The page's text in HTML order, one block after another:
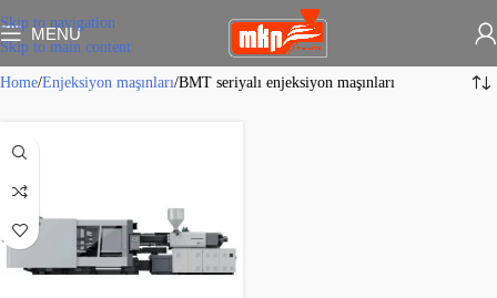
Skip to navigation
Skip to main content
MENU
Home Enjeksiyon maşınları BMT seriyalı enjeksiyon maşınları